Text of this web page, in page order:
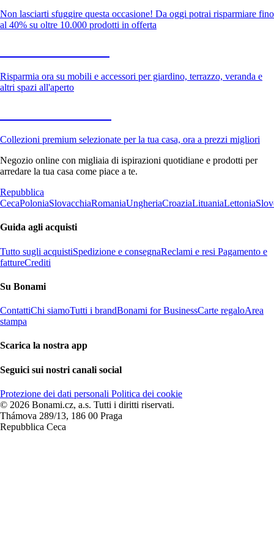
Non lasciarti sfuggire questa occasione! Da oggi potrai risparmiare fino
al 40% su oltre 10.000 prodotti in offerta
Risparmia ora su mobili e accessori per giardino, terrazzo, veranda e
altri spazi all'aperto
Collezioni premium selezionate per la tua casa, ora a prezzi migliori
Negozio online con migliaia di ispirazioni quotidiane e prodotti per
arredare la tua casa come piace a te.
Repubblica
CecaPoloniaSlovacchiaRomaniaUngheriaCroaziaLituaniaLettonia
Guida agli acquisti
Tutto sugli acquistiSpedizione e consegnaReclami e resi Pagamento e
fattureCrediti
Su Bonami
ContattiChi siamoTutti i brandBonami for BusinessCarte regaloArea
stampa
Scarica la nostra app
Seguici sui nostri canali social
Protezione dei dati personali Politica dei cookie
© 2026 Bonami.cz, a.s. Tutti i diritti riservati.
Thámova 289/13, 186 00 Praga
Repubblica Ceca